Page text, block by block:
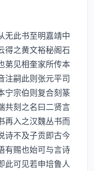
此书至明嘉靖中
得之黄文裕秘阁石
苐见相奎家所传本
注嗣此则张元平司
宁宗伯则复合刻篆
共刻之名曰二贤言
再入之汉魏丛书而
诗不及子贡即古今
有赐也始可与言诗
此可见若申培鲁人